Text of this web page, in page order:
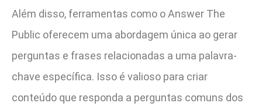
Além disso, ferramentas como o Answer The
Public oferecem uma abordagem única ao gerar
perguntas e frases relacionadas a uma palavra-
chave específica. Isso é valioso para criar
conteúdo que responda a perguntas comuns dos